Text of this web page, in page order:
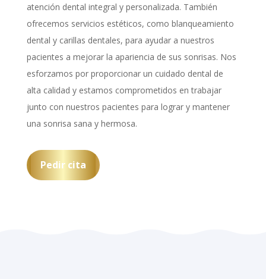
atención dental integral y personalizada. También
ofrecemos servicios estéticos, como blanqueamiento
dental y carillas dentales, para ayudar a nuestros
pacientes a mejorar la apariencia de sus sonrisas. Nos
esforzamos por proporcionar un cuidado dental de
alta calidad y estamos comprometidos en trabajar
junto con nuestros pacientes para lograr y mantener
una sonrisa sana y hermosa.
Pedir cita